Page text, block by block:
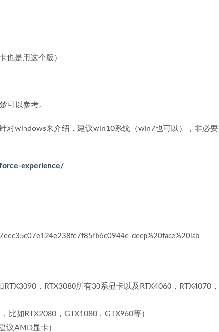
也是用这个版）
可以参考。
对windows来介绍，建议win10系统（win7也可以），非必要
experience/
deep%20face%20lab
，RTX3080所有30系显卡以及RTX4060，RTX4070，
比如RTX2080，GTX1080，GTX960等）
议AMD显卡）